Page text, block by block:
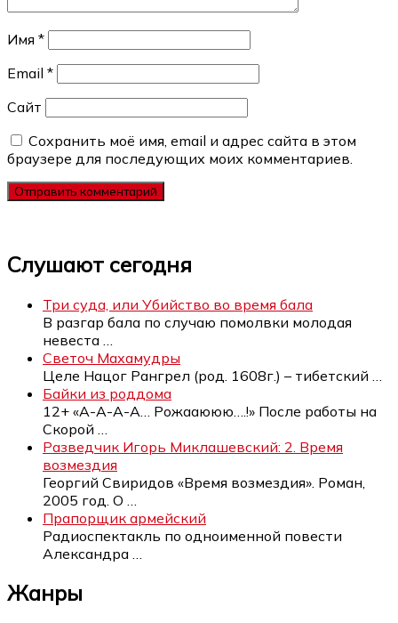
Имя *
Email *
Сайт
Сохранить моё имя, email и адрес сайта в этом
браузере для последующих моих комментариев.
Слушают сегодня
Три суда, или Убийство во время бала
В разгар бала по случаю помолвки молодая
невеста
Светоч Махамудры
Целе Нацог Рангрел (род. 1608г.) – тибетский
Байки из роддома
12+ «А-А-А-А… Рожааююю….!» После работы на
Скорой
Разведчик Игорь Миклашевский: 2. Время
возмездия
Георгий Свиридов «Время возмездия». Роман,
2005 год. О
Прапорщик армейский
Радиоспектакль по одноименной повести
Александра
Жанры